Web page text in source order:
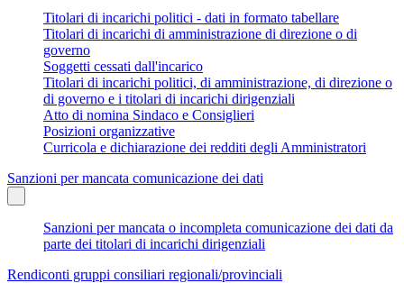
Titolari di incarichi politici - dati in formato tabellare
Titolari di incarichi di amministrazione di direzione o di
governo
Soggetti cessati dall'incarico
Titolari di incarichi politici, di amministrazione, di direzione o
di governo e i titolari di incarichi dirigenziali
Atto di nomina Sindaco e Consiglieri
Posizioni organizzative
Curricola e dichiarazione dei redditi degli Amministratori
Sanzioni per mancata comunicazione dei dati
Sanzioni per mancata o incompleta comunicazione dei dati da
parte dei titolari di incarichi dirigenziali
Rendiconti gruppi consiliari regionali/provinciali